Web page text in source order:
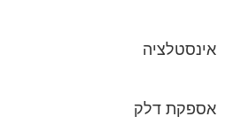
אינסטלציה
אספקת דלק